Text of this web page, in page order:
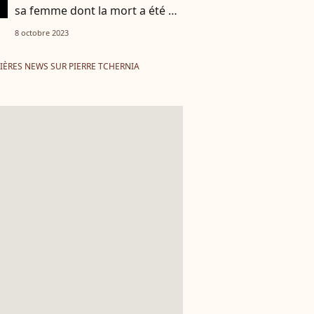
sa femme dont la mort a été un
drame
8 octobre 2023
NEWS SUR PIERRE TCHERNIA